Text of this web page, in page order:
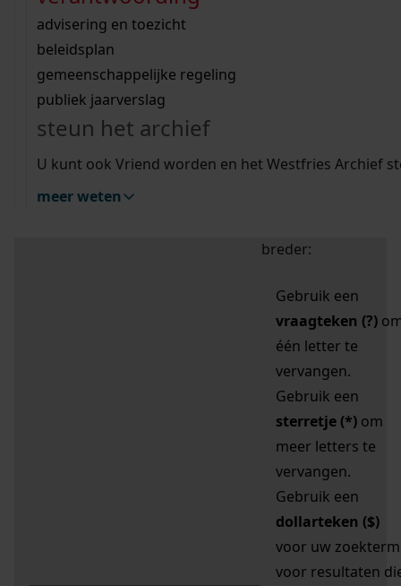
bouwvergunningen
omgevingsvergunningen
vergunningen
beeld en geluid
uitleg nodig?
Wij helpen u op weg met een aantal zoektips.
bekijk alle zoektips
Wij helpen u op weg met een aantal zoektips.
bekijk alle zoektips
bekijk ons geschiedenislokaal
advisering en toezicht
beleidsplan
gemeenschappelijke regeling
publiek jaarverslag
steun het archief
U kunt ook Vriend worden en het Westfries Archief
meer weten
zoektips
Mijn Studiezaal (inloggen)
uw zoekopdracht te
breder:
Gebruik een
vraagteken (?)
één letter te
vervangen.
Gebruik een
sterretje (*) om
meer letters te
vervangen.
Gebruik een
dollarteken ($)
voor uw zoekterm
voor resultaten